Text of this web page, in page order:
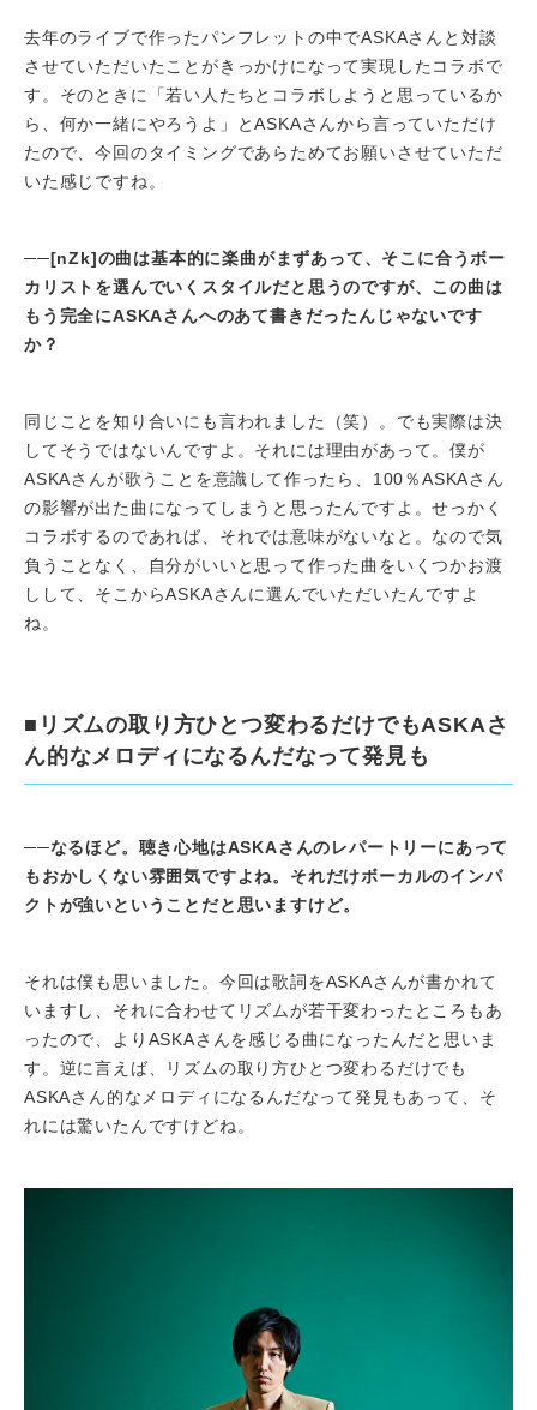
去年のライブで作ったパンフレットの中でASKAさんと対談
させていただいたことがきっかけになって実現したコラボで
す。そのときに「若い人たちとコラボしようと思っているか
ら、何か一緒にやろうよ」とASKAさんから言っていただけ
たので、今回のタイミングであらためてお願いさせていただ
いた感じですね。
──[nZk]の曲は基本的に楽曲がまずあって、そこに合うボー
カリストを選んでいくスタイルだと思うのですが、この曲は
もう完全にASKAさんへのあて書きだったんじゃないです
か？
同じことを知り合いにも言われました（笑）。でも実際は決
してそうではないんですよ。それには理由があって。僕が
ASKAさんが歌うことを意識して作ったら、100％ASKAさん
の影響が出た曲になってしまうと思ったんですよ。せっかく
コラボするのであれば、それでは意味がないなと。なので気
負うことなく、自分がいいと思って作った曲をいくつかお渡
しして、そこからASKAさんに選んでいただいたんですよ
ね。
■リズムの取り方ひとつ変わるだけでもASKAさ
ん的なメロディになるんだなって発見も
──なるほど。聴き心地はASKAさんのレパートリーにあって
もおかしくない雰囲気ですよね。それだけボーカルのインパ
クトが強いということだと思いますけど。
それは僕も思いました。今回は歌詞をASKAさんが書かれて
いますし、それに合わせてリズムが若干変わったところもあ
ったので、よりASKAさんを感じる曲になったんだと思いま
す。逆に言えば、リズムの取り方ひとつ変わるだけでも
ASKAさん的なメロディになるんだなって発見もあって、そ
れには驚いたんですけどね。